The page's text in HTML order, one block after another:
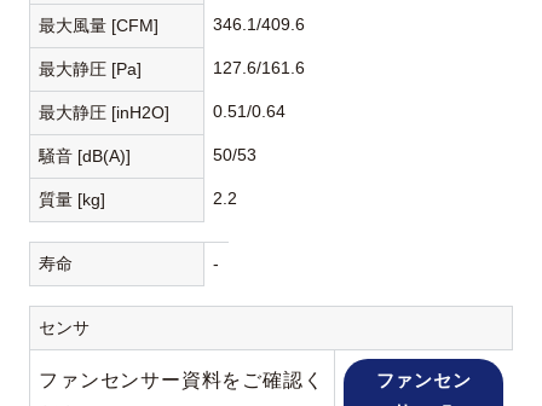
最大風量 [CFM] 346.1/409.6
最大静圧 [Pa] 127.6/161.6
最大静圧 [inH2O] 0.51/0.64
騒音 [dB(A)] 50/53
質量 [kg] 2.2
寿命 -
センサ
ファンセンサー資料をご確認く
ファンセン